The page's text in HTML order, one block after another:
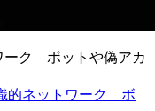
ーク ボットや偽アカ
的ネットワーク ボ